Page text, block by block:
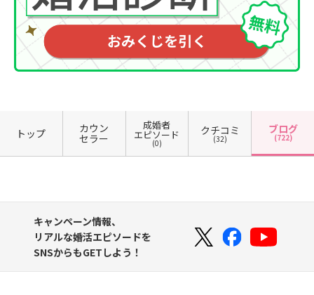
トップ カウン
セラー
成婚者
エピソード
(0)
クチコミ
(32)
ブログ
(722)
キャンペーン情報、
リアルな婚活エピソードを
SNSからもGETしよう！